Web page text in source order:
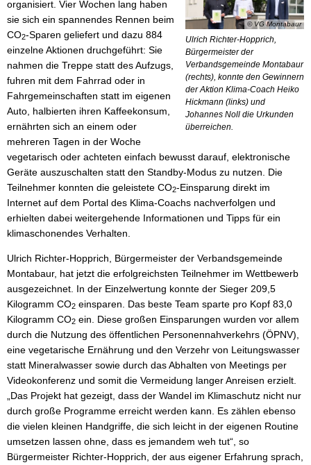
© VG Montabaur
Ulrich Richter-Hopprich,
Bürgermeister der
Verbandsgemeinde Montabaur
(rechts), konnte den Gewinnern
der Aktion Klima-Coach Heiko
Hickmann (links) und
Johannes Noll die Urkunden
überreichen.
organisiert. Vier Wochen lang haben
sie sich ein spannendes Rennen beim
CO2-Sparen geliefert und dazu 884
einzelne Aktionen druchgeführt: Sie
nahmen die Treppe statt des Aufzugs,
fuhren mit dem Fahrrad oder in
Fahrgemeinschaften statt im eigenen
Auto, halbierten ihren Kaffeekonsum,
ernährten sich an einem oder
mehreren Tagen in der Woche
vegetarisch oder achteten einfach bewusst darauf, elektronische
Geräte auszuschalten statt den Standby-Modus zu nutzen. Die
Teilnehmer konnten die geleistete CO2-Einsparung direkt im
Internet auf dem Portal des Klima-Coachs nachverfolgen und
erhielten dabei weitergehende Informationen und Tipps für ein
klimaschonendes Verhalten.
Ulrich Richter-Hopprich,
Bürgermeister der Verbandsgemeinde
Montabaur, hat jetzt die erfolgreichsten Teilnehmer im Wettbewerb
ausgezeichnet. In der Einzelwertung konnte der Sieger 209,5
Kilogramm CO2 einsparen. Das beste Team sparte pro Kopf 83,0
Kilogramm CO2 ein. Diese großen Einsparungen wurden vor allem
durch die Nutzung des öffentlichen Personennahverkehrs (ÖPNV),
eine vegetarische Ernährung und den Verzehr von Leitungswasser
statt Mineralwasser sowie durch das Abhalten von Meetings per
Videokonferenz und somit die Vermeidung langer Anreisen erzielt.
„Das Projekt hat gezeigt, dass der Wandel im Klimaschutz nicht nur
durch große Programme erreicht werden kann. Es zählen ebenso
die vielen kleinen Handgriffe, die sich leicht in der eigenen Routine
umsetzen lassen ohne, dass es jemandem weh tut“, so
Bürgermeister Richter-Hopprich, der aus eigener Erfahrung sprach,